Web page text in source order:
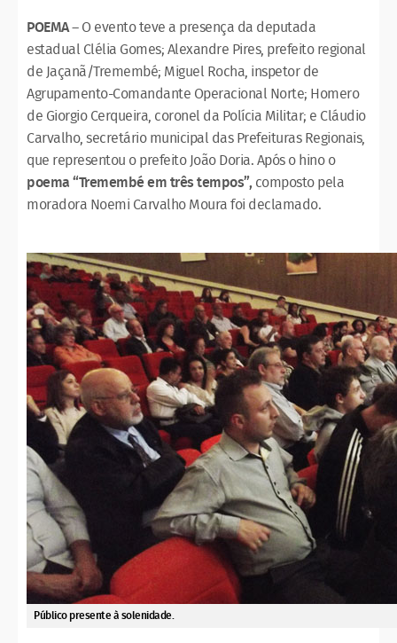
POEMA– O evento teve a presença da deputada
estadual Clélia Gomes; Alexandre Pires, prefeito regional
de Jaçanã/Tremembé; Miguel Rocha, inspetor de
Agrupamento-Comandante Operacional Norte; Homero
de Giorgio Cerqueira, coronel da Polícia Militar; e Cláudio
Carvalho, secretário municipal das Prefeituras Regionais,
que representou o prefeito João Doria. Após o hino o
poema “Tremembé em três tempos”,composto pela
moradora Noemi Carvalho Moura foi declamado.
Público presente à solenidade.